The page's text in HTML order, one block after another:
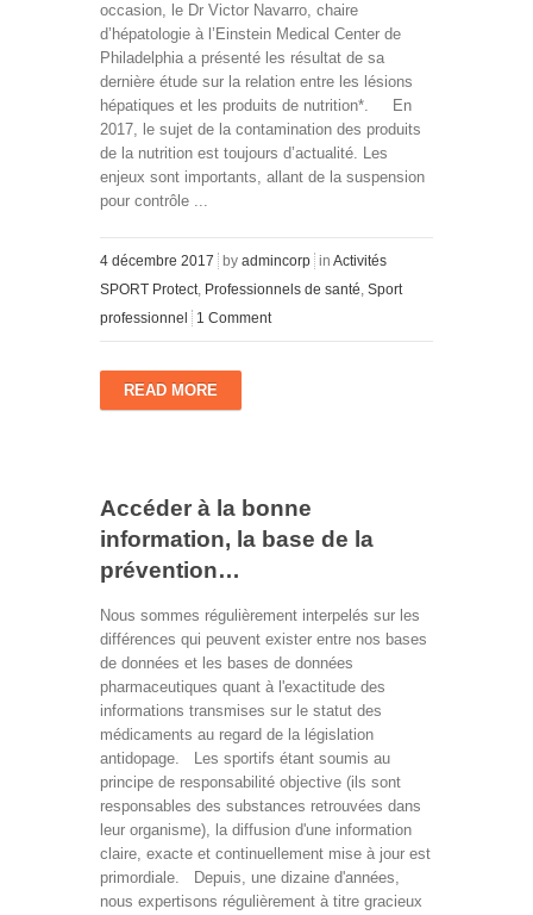
occasion, le Dr Victor Navarro, chaire
d’hépatologie à l’Einstein Medical Center de
Philadelphia a présenté les résultat de sa
dernière étude sur la relation entre les lésions
hépatiques et les produits de nutrition*. En
2017, le sujet de la contamination des produits
de la nutrition est toujours d’actualité. Les
enjeux sont importants, allant de la suspension
pour contrôle ...
4 décembre 2017 by admincorp in Activités
SPORT Protect, Professionnels de santé, Sport
professionnel
1 Comment
READ MORE
Accéder à la bonne
information, la base de la
prévention…
Nous sommes régulièrement interpelés sur les
différences qui peuvent exister entre nos bases
de données et les bases de données
pharmaceutiques quant à l'exactitude des
informations transmises sur le statut des
médicaments au regard de la législation
antidopage. Les sportifs étant soumis au
principe de responsabilité objective (ils sont
responsables des substances retrouvées dans
leur organisme), la diffusion d'une information
claire, exacte et continuellement mise à jour est
primordiale. Depuis, une dizaine d'années,
nous expertisons régulièrement à titre gracieux